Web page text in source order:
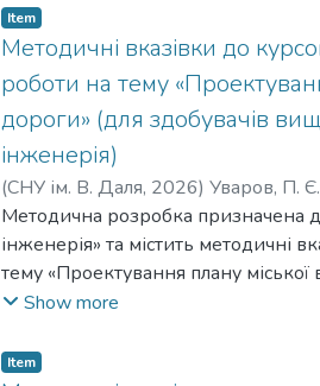
довідкова інформація необхідна
використані також при
Item
Методичні вказівки до
роботи на тему
дороги» (для здобувачів
інженерія)
(СНУ ім. В. Даля, 2026) Уваров, П. Є.
Методична розробка призначена
інженерія» та містить методичні
тему «Проектування плану міської
розрахункові формули та
Show more
Item